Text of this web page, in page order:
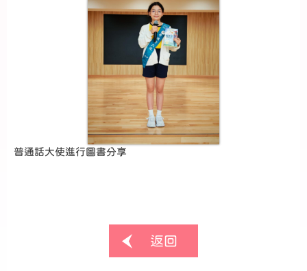
普通話大使進行圖書分享
返回